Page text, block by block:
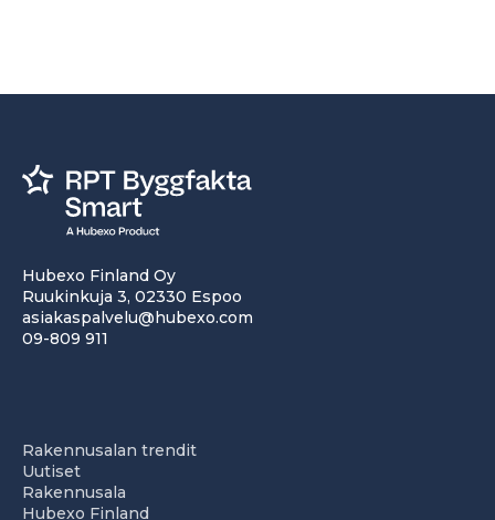
Hubexo Finland Oy
Ruukinkuja 3, 02330 Espoo
asiakaspalvelu@hubexo.com
09-809 911
Rakennusalan trendit
Uutiset
Rakennusala
Hubexo Finland